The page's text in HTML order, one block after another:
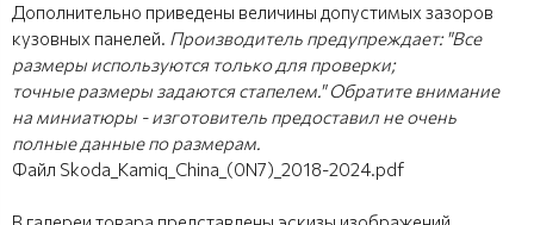
Дополнительно приведены величины допустимых зазоров
кузовных панелей. Производитель предупреждает: "Все
размеры используются только для проверки;
точные размеры задаются стапелем." Обратите внимание
на миниатюры - изготовитель предоставил не очень
полные данные по размерам.
Файл Skoda_Kamiq_China_(0N7)_2018-2024.pdf